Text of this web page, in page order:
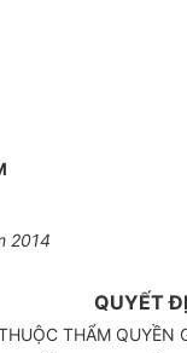
2014
QUYẾT
THẨM